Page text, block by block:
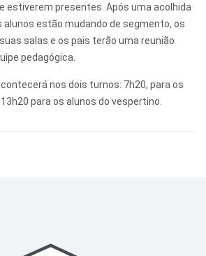
estiverem presentes. Após uma acolhida
alunos estão mudando de segmento, os
salas e os pais terão uma reunião
pedagógica.
nos dois turnos: 7h20, para os
para os alunos do vespertino.